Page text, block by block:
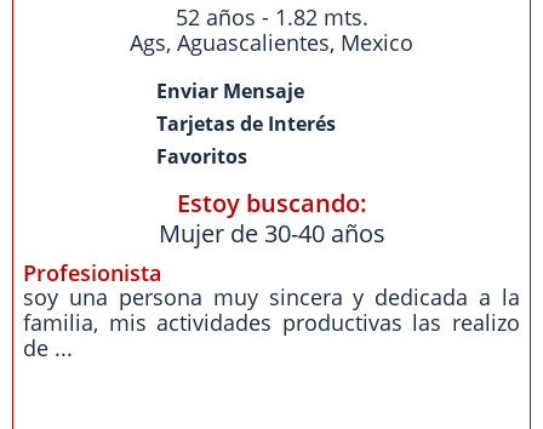
52 años - 1.82 mts.
Ags, Aguascalientes, Mexico
Enviar Mensaje
Tarjetas de Interés
Favoritos
Estoy buscando:
Mujer de 30-40 años
Profesionista
soy una persona muy sincera y dedicada a la
familia, mis actividades productivas las realizo
de ...